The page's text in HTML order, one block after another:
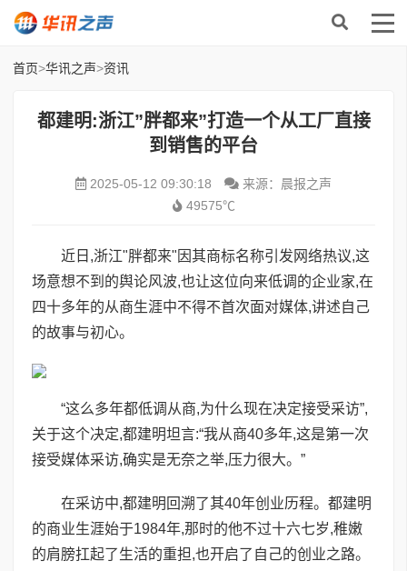
首页>华讯之声>资讯
都建明:浙江”胖都来”打造一个从工厂直接
到销售的平台
2025-05-12 09:30:18
来源：晨报之声
49575℃
近日,浙江"胖都来"因其商标名称引发网络热议,这
场意想不到的舆论风波,也让这位向来低调的企业家,在
四十多年的从商生涯中不得不首次面对媒体,讲述自己
的故事与初心。
“这么多年都低调从商,为什么现在决定接受采访”,
关于这个决定,都建明坦言:“我从商40多年,这是第一次
接受媒体采访,确实是无奈之举,压力很大。”
在采访中,都建明回溯了其40年创业历程。都建明
的商业生涯始于1984年,那时的他不过十六七岁,稚嫩
的肩膀扛起了生活的重担,也开启了自己的创业之路。